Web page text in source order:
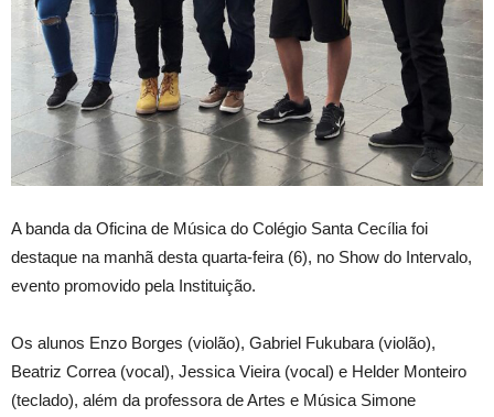
A banda da Oficina de Música do Colégio Santa Cecília foi
destaque na manhã desta quarta-feira (6), no Show do Intervalo,
evento promovido pela Instituição.
Os alunos Enzo Borges (violão), Gabriel Fukubara (violão),
Beatriz Correa (vocal), Jessica Vieira (vocal) e Helder Monteiro
(teclado), além da professora de Artes e Música Simone